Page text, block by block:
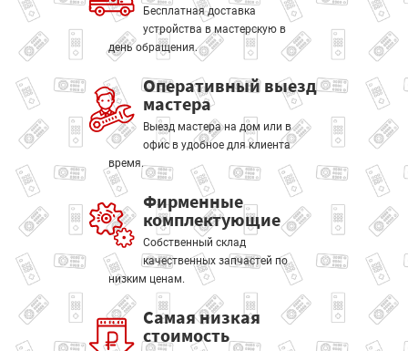
Бесплатная доставка
устройства в мастерскую в
день обращения.
Оперативный выезд
мастера
Выезд мастера на дом или в
офис в удобное для клиента
время.
Фирменные
комплектующие
Собственный склад
качественных запчастей по
низким ценам.
Самая низкая
стоимость